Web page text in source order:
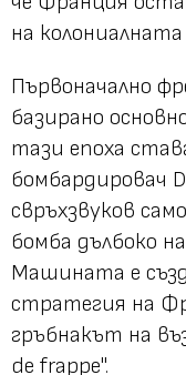
на
Първоначално
базирано
тази епоха
бомбардировач
свръхзвуков
бомба дълбоко
Машината е
стратегия на
гръбнакът на
de frappe".